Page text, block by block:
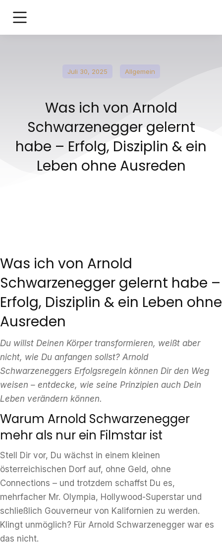
Juli 30, 2025 Allgemein
Was ich von Arnold
Schwarzenegger gelernt
habe – Erfolg, Disziplin & ein
Leben ohne Ausreden
Was ich von Arnold
Schwarzenegger gelernt habe –
Erfolg, Disziplin & ein Leben ohne
Ausreden
Du willst Deinen Körper transformieren, weißt aber
nicht, wie Du anfangen sollst? Arnold
Schwarzeneggers Erfolgsregeln können Dir den Weg
weisen – entdecke, wie seine Prinzipien auch Dein
Leben verändern können.
Warum Arnold Schwarzenegger
mehr als nur ein Filmstar ist
Stell Dir vor, Du wächst in einem kleinen
österreichischen Dorf auf, ohne Geld, ohne
Connections – und trotzdem schaffst Du es,
mehrfacher Mr. Olympia, Hollywood-Superstar und
schließlich Gouverneur von Kalifornien zu werden.
Klingt unmöglich? Für Arnold Schwarzenegger war es
das nicht.